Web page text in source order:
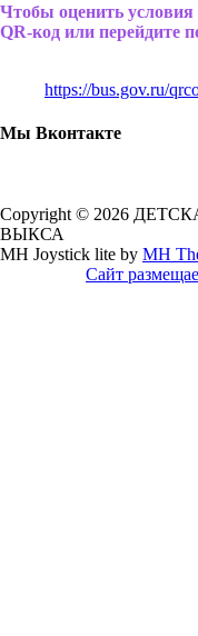
Чтобы оценить условия
QR-код или перейдите
https://bus.gov.ru/
Мы Вконтакте
Copyright © 2026
ВЫКСА
MH Joystick lite by MH
Сайт